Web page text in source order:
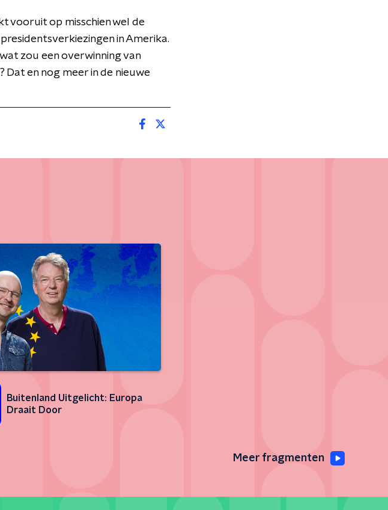
vooruit op misschien wel de
in Amerika.
zou een overwinning van
Dat en nog meer in de nieuwe
Buitenland Uitgelicht: Europa
Draait Door
Meer fragmenten